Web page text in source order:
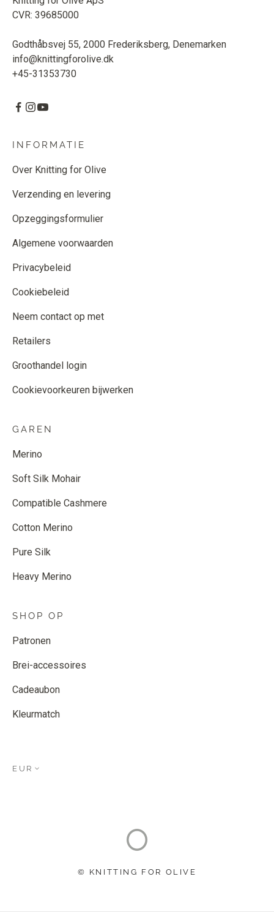
CVR: 39685000
Godthåbsvej 55, 2000 Frederiksberg, Denemarken
info@knittingforolive.dk
+45-31353730
INFORMATIE
Over Knitting for Olive
Verzending en levering
Opzeggingsformulier
Algemene voorwaarden
Privacybeleid
Cookiebeleid
Neem contact op met
Retailers
Groothandel login
Cookievoorkeuren bijwerken
GAREN
Merino
Soft Silk Mohair
Compatible Cashmere
Cotton Merino
Pure Silk
Heavy Merino
SHOP OP
Patronen
Brei-accessoires
Cadeaubon
Kleurmatch
EUR
© KNITTING FOR OLIVE